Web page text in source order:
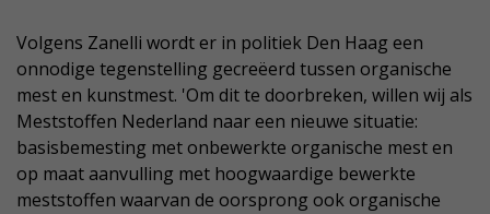
Volgens Zanelli wordt er in politiek Den Haag een
onnodige tegenstelling gecreëerd tussen organische
mest en kunstmest. 'Om dit te doorbreken, willen wij als
Meststoffen Nederland naar een nieuwe situatie:
basisbemesting met onbewerkte organische mest en
op maat aanvulling met hoogwaardige bewerkte
meststoffen waarvan de oorsprong ook organische